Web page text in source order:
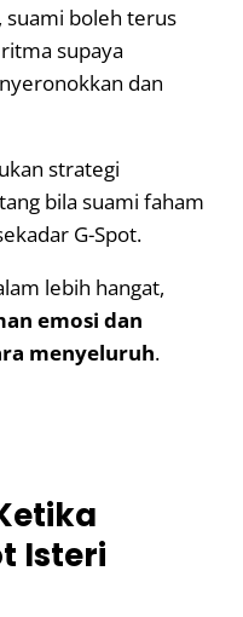
suami boleh terus
supaya
dan
strategi
bila suami faham
G-Spot.
lebih hangat,
emosi dan
menyeluruh.
Isteri